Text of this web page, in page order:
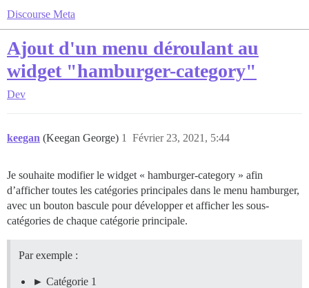
Discourse Meta
Ajout d'un menu déroulant au
widget "hamburger-category"
Dev
keegan (Keegan George) Février 23, 2021, 5:44
1
Je souhaite modifier le widget « hamburger-category » afin
d’afficher toutes les catégories principales dans le menu hamburger,
avec un bouton bascule pour développer et afficher les sous-
catégories de chaque catégorie principale.
Par exemple :
Catégorie 1